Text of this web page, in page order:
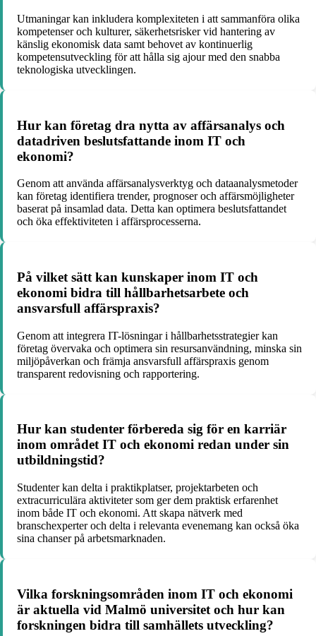
Utmaningar kan inkludera komplexiteten i att sammanföra olika
kompetenser och kulturer, säkerhetsrisker vid hantering av
känslig ekonomisk data samt behovet av kontinuerlig
kompetensutveckling för att hålla sig ajour med den snabba
teknologiska utvecklingen.
Hur kan företag dra nytta av affärsanalys och
datadriven beslutsfattande inom IT och
ekonomi?
Genom att använda affärsanalysverktyg och dataanalysmetoder
kan företag identifiera trender, prognoser och affärsmöjligheter
baserat på insamlad data. Detta kan optimera beslutsfattandet
och öka effektiviteten i affärsprocesserna.
På vilket sätt kan kunskaper inom IT och
ekonomi bidra till hållbarhetsarbete och
ansvarsfull affärspraxis?
Genom att integrera IT-lösningar i hållbarhetsstrategier kan
företag övervaka och optimera sin resursanvändning, minska sin
miljöpåverkan och främja ansvarsfull affärspraxis genom
transparent redovisning och rapportering.
Hur kan studenter förbereda sig för en karriär
inom området IT och ekonomi redan under sin
utbildningstid?
Studenter kan delta i praktikplatser, projektarbeten och
extracurriculära aktiviteter som ger dem praktisk erfarenhet
inom både IT och ekonomi. Att skapa nätverk med
branschexperter och delta i relevanta evenemang kan också öka
sina chanser på arbetsmarknaden.
Vilka forskningsområden inom IT och ekonomi
är aktuella vid Malmö universitet och hur kan
forskningen bidra till samhällets utveckling?